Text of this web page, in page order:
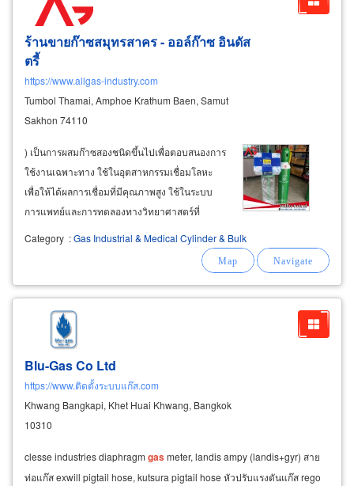
ร้านขายก๊าซสมุทรสาคร - ออล์ก๊าซ อินดัส
ตรี้
https://www.allgas-industry.com
Tumbol Thamai, Amphoe Krathum Baen, Samut
Sakhon 74110
) เป็นการผสมก๊าซสองชนิดขึ้นไปเพื่อตอบสนองการ
ใช้งานเฉพาะทาง ใช้ในอุตสาหกรรมเชื่อมโลหะ
เพื่อให้ได้ผลการเชื่อมที่มีคุณภาพสูง ใช้ในระบบ
การแพทย์และการทดลองทางวิทยาศาสตร์ที่
โดยมืออาชีพ ผู้เชี่ยวชาญ ที่มีวิธีการและเทคนิค
) ก๊าซที่ใช้
ในกระบวนการผลิตหรือแปรรูปในอุตสาหกรรม
Category :Gas Industrial & Medical Cylinder & Bulk
Blu-Gas Co Ltd
https://www.ติดตั้งระบบแก๊ส.com
Khwang Bangkapi, Khet Huai Khwang, Bangkok
10310
clesse industries diaphragm gasmeter, landis ampy (landis+gyr) สาย
ท่อแก๊ส exwill pigtail hose, kutsura pigtail hose หัวปรับแรงดันแก๊ส rego